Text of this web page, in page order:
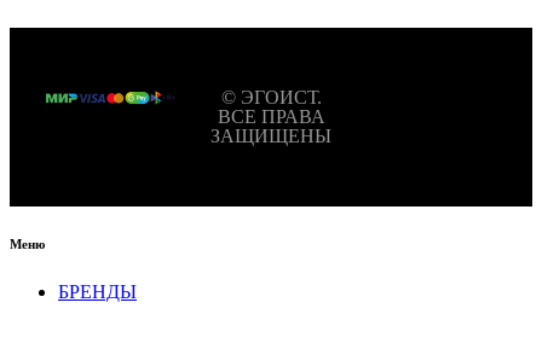
© ЭГОИСТ.
ВСЕ ПРАВА
ЗАЩИЩЕНЫ
Меню
БРЕНДЫ